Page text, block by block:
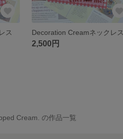
ス Decoration Creamネックレス
2,500円
Cream. の作品一覧